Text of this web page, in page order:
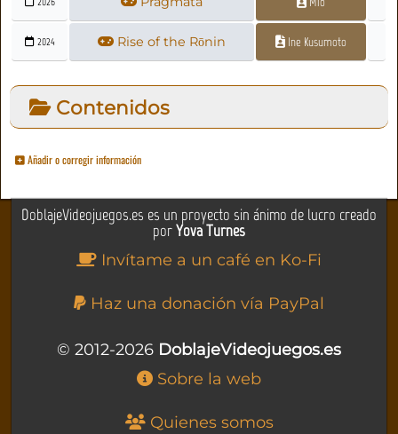
2024 Rise of the Rōnin Ine Kusumoto
Contenidos
Añadir o corregir información
DoblajeVideojuegos.es es un proyecto sin ánimo de lucro creado
porYova Turnes
Invítame a un café en Ko-Fi
Haz una donación vía PayPal
© 2012-2026 DoblajeVideojuegos.es
Sobre la web
Quienes somos